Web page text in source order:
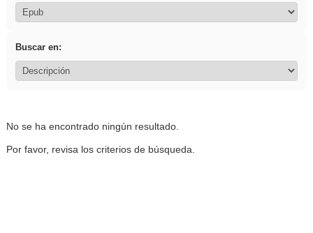
Buscar en:
No se ha encontrado ningún resultado.
Por favor, revisa los criterios de búsqueda.